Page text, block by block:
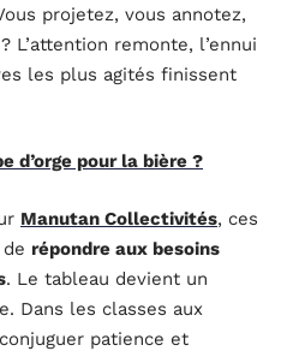
projetez, vous annotez,
L’attention remonte, l’ennui
les plus agités finissent
d’orge pour la bière ?
Manutan Collectivités, ces
répondre aux besoins
. Le tableau devient un
Dans les classes aux
patience et